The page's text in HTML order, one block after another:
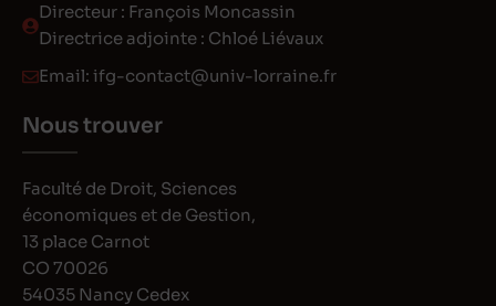
Directeur : François Moncassin
Directrice adjointe : Chloé Liévaux
Email: ifg-contact@univ-lorraine.fr
Nous trouver
Faculté de Droit, Sciences
économiques et de Gestion,
13 place Carnot
CO 70026
54035 Nancy Cedex